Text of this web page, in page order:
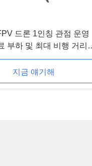
드론 1인칭 관점 운영
부하 및 최대 비행 거리
지금 얘기해